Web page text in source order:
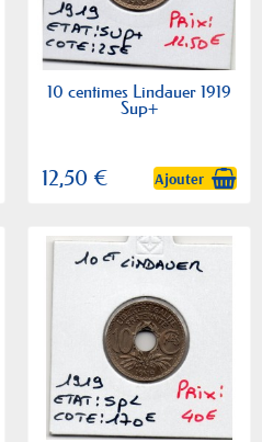
10 centimes Lindauer 1919
Sup+
12,50 € Ajouter